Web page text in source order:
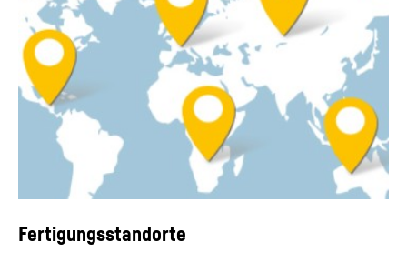
Fertigungsstandorte